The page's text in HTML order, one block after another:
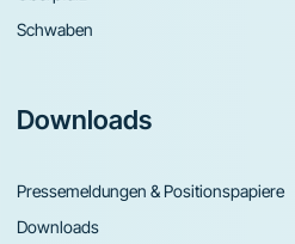
Schwaben
Downloads
Pressemeldungen & Positionspapiere
Downloads